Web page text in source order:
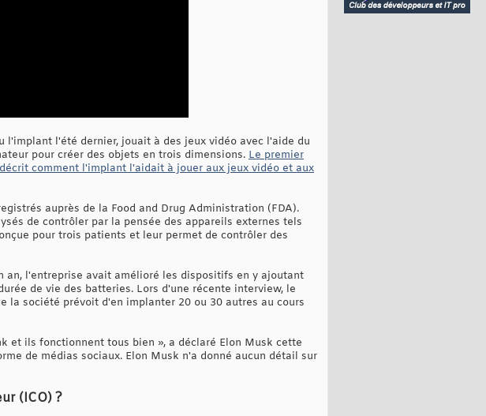
l'été dernier, jouait à des jeux vidéo avec l'aide du
pour créer des objets en trois dimensions. Le premier
comment l'implant l'aidait à jouer aux jeux vidéo et aux
auprès de la Food and Drug Administration (FDA).
de contrôler par la pensée des appareils externes tels
pour trois patients et leur permet de contrôler des
an, l'entreprise avait amélioré les dispositifs en y ajoutant
de vie des batteries. Lors d'une récente interview, le
la société prévoit d'en implanter 20 ou 30 autres au cours
et ils fonctionnent tous bien », a déclaré Elon Musk cette
de médias sociaux. Elon Musk n'a donné aucun détail sur
(ICO) ?